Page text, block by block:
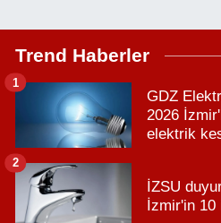
Trend Haberler
GDZ
2026
elektrik
1
İZSU
İzmir'in 10
2